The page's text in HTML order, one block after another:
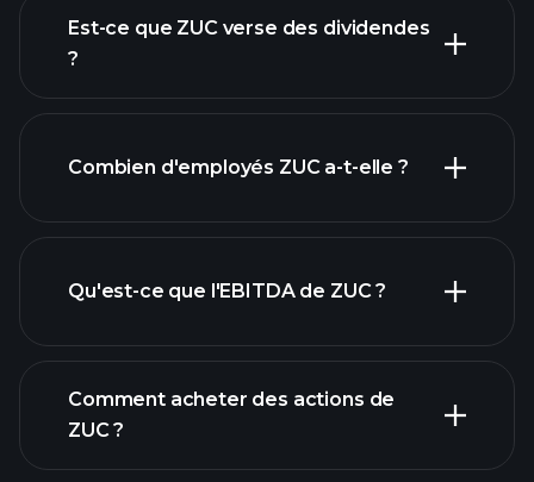
rapports financiers
Est-ce que ZUC verse des dividendes
?
actions à fort
Combien d'employés ZUC a-t-elle ?
plus grands
Qu'est-ce que l'EBITDA de ZUC ?
Comment acheter des actions de
ZUC ?